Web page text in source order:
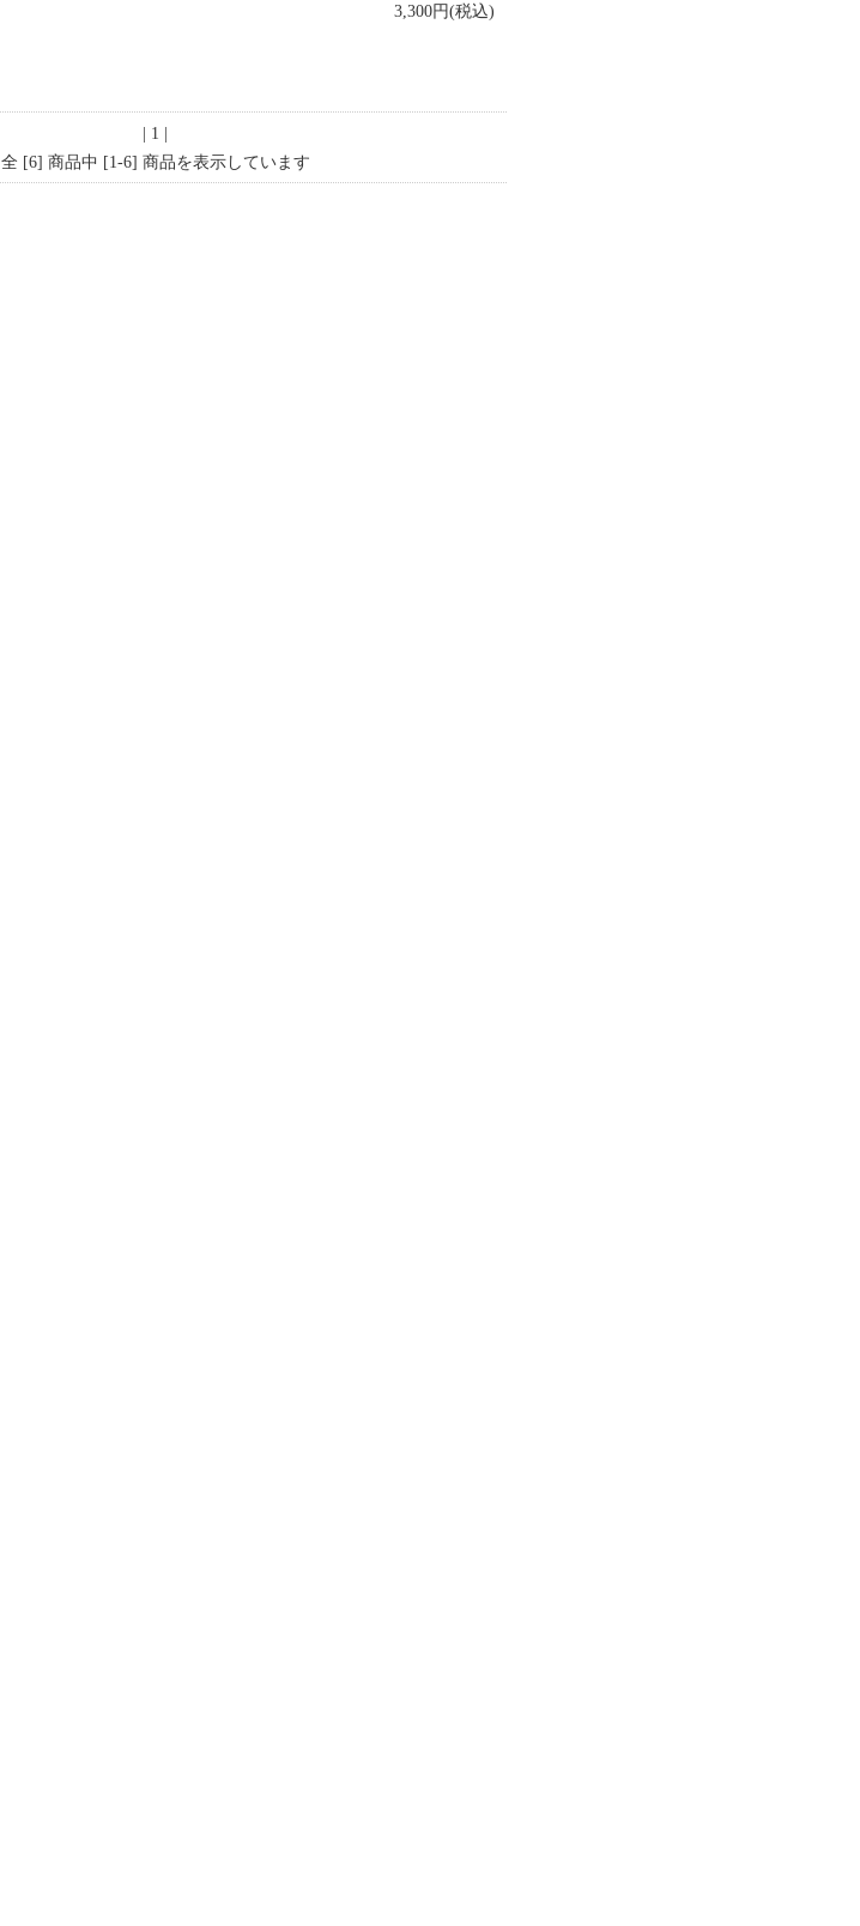
3,300円(税込)
| 1 |
全 [6] 商品中 [1-6] 商品を表示しています